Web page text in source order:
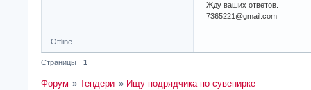
Жду ваших ответов.
7365221@gmail.com
Offline
Страницы 1
Форум »Тендери » Ищу подрядчика по сувенирке